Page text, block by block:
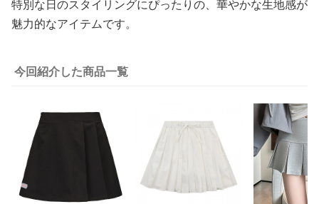
特別な日のスタイリングにぴったりの、華やかな生地感が
魅力的なアイテムです。
今回紹介した商品一覧